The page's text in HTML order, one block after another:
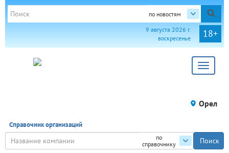
по новостям
18+
9 августа 2026 г.
воскресенье
Toggle
Орел
Справочник организаций
по
справочнику